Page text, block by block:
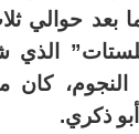
بعد حوالي
الذي
كان
ذكري.